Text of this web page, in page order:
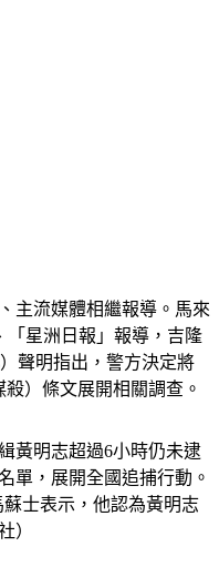
「星洲日報」報導，吉隆
聲明指出，警方決定將
）條文展開相關調查。
單，展開全國追捕行動。
蘇士表示，他認為黃明志
）